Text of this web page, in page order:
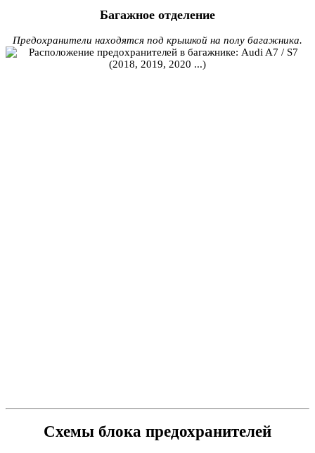
Багажное отделение
Предохранители находятся под крышкой на полу багажника.
Схемы блока предохранителей